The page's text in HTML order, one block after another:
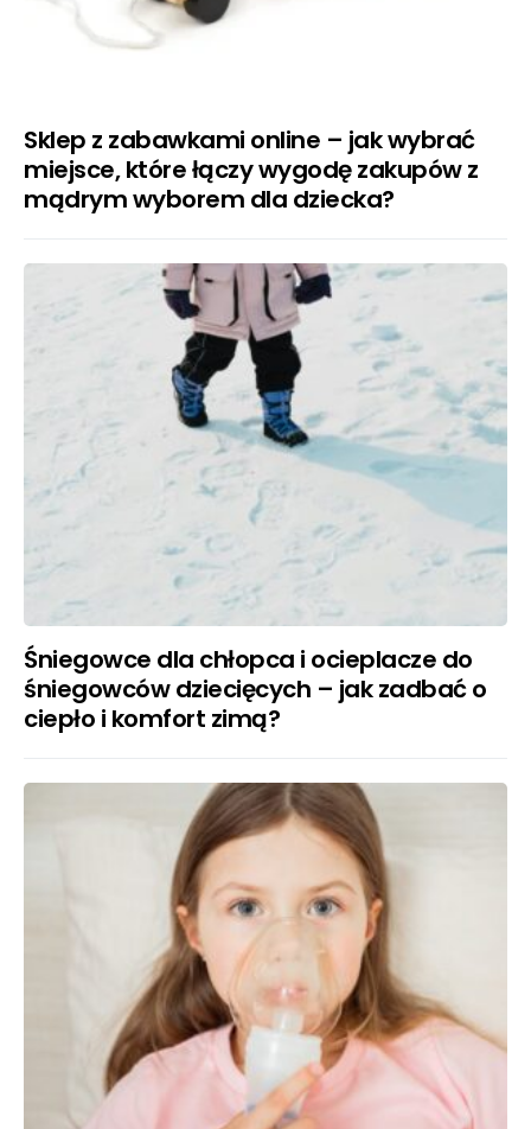
Sklep z zabawkami online – jak wybrać
miejsce, które łączy wygodę zakupów z
mądrym wyborem dla dziecka?
Śniegowce dla chłopca i ocieplacze do
śniegowców dziecięcych – jak zadbać o
ciepło i komfort zimą?